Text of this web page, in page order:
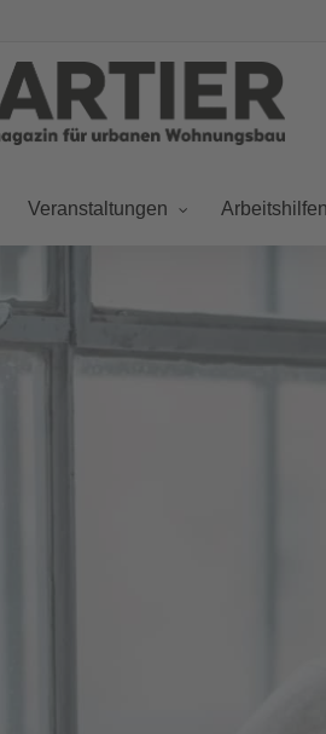
Veranstaltungen Arbeitshilfen